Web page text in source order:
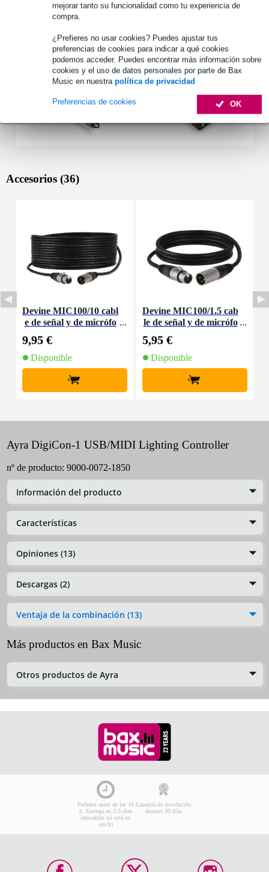
mejorar tanto su funcionalidad como tu experiencia de
compra.
¿Prefieres no usar cookies? Puedes ajustar tus
preferencias de cookies para indicar a qué cookies
podemos acceder. Puedes encontrar más información sobre
cookies y el uso de datos personales por parte de Bax
Music en nuestra política de privacidad
OK
Preferencias de cookies
Véase también (2)
Accesorios (36)
Devine MIC100/10 cabl
e de señal y de micrófo
9,95 €
Disponible
+
Devine MIC100/1.5 cab
le de señal y de micrófo
5,95 €
Disponible
+
Ayra DigiCon-1 USB/MIDI Lighting Controller
nº de producto: 9000-0072-1850
Información del producto
Características
Opiniones (13)
Descargas (2)
Ventaja de la combinación (13)
Más productos en Bax Music
Otros productos de Ayra
Pedidos antes de las 16
h: Entrega en 2-3 días
laborables (si está en
stock)
Garantía de devolución
durante 30 días